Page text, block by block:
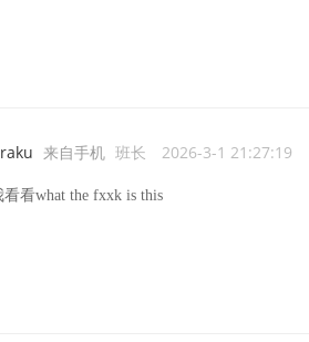
来自手机 班长 2026-3-1 21:27:19
看what the fxxk is this